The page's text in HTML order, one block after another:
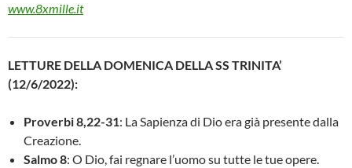
www.8xmille.it
LETTURE DELLA DOMENICA DELLA SS TRINITA’
(12/6/2022):
Proverbi 8,22-31: La Sapienza di Dio era già presente dalla
Creazione.
Salmo 8: O Dio, fai regnare l’uomo su tutte le tue opere.